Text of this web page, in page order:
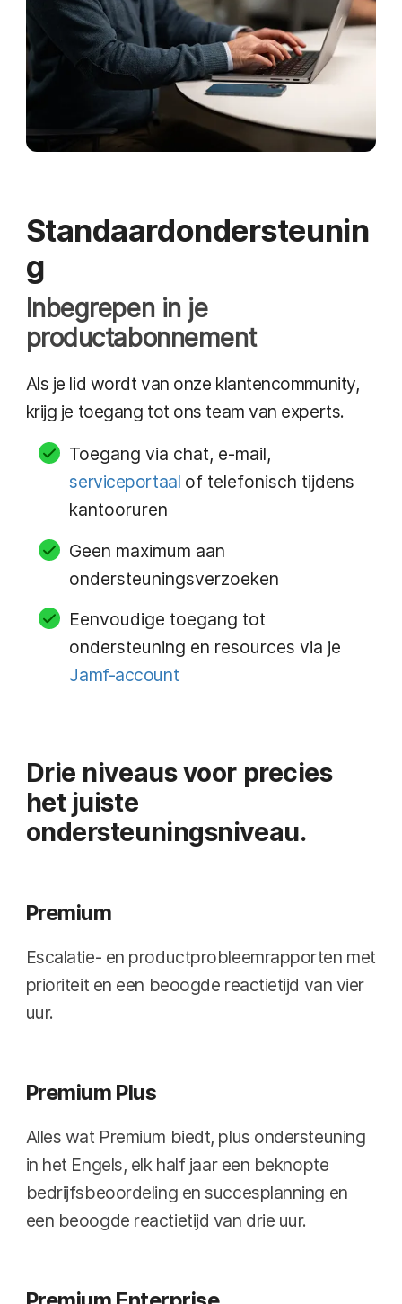
Standaardondersteunin
g
Inbegrepen in je
productabonnement
Als je lid wordt van onze klantencommunity,
krijg je toegang tot ons team van experts.
Toegang via chat, e-mail,
serviceportaal of telefonisch tijdens
kantooruren
Geen maximum aan
ondersteuningsverzoeken
Eenvoudige toegang tot
ondersteuning en resources via je
Jamf-account
Drie niveaus voor precies
het juiste
ondersteuningsniveau.
Premium
Escalatie- en productprobleemrapporten met
prioriteit en een beoogde reactietijd van vier
uur.
Premium Plus
Alles wat Premium biedt, plus ondersteuning
in het Engels, elk half jaar een beknopte
bedrijfsbeoordeling en succesplanning en
een beoogde reactietijd van drie uur.